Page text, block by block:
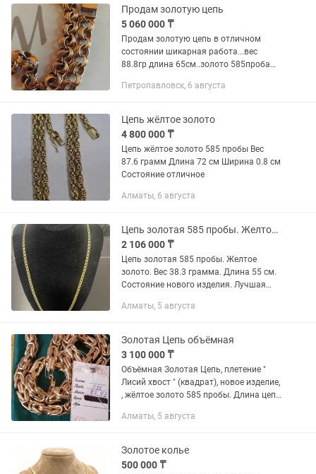
Продам золотую цепь
5 060 000 ₸
Продам золотую цепь в отличном
состоянии шикарная работа...вес
88.8гр длина 65см..золото 585проба
грамм 57тыс.тройной Бисмарк.
Петропавловск, 6 августа
Цепь жёлтое золото
4 800 000 ₸
Цепь жёлтое золото 585 пробы Вес
87.6 грамм Длина 72 см Ширина 0.8 см
Состояние отличное
Алматы, 6 августа
Цепь золотая 585 пробы. Желтое золото.
2 106 000 ₸
Цепь золотая 585 пробы. Желтое
золото. Вес 38.3 грамма. Длина 55 см.
Состояние нового изделия. Лучшая
Алматы, 5 августа
Золотая Цепь объёмная
3 100 000 ₸
Объёмная Золотая Цепь, плетение "
Лисий хвост " (квадрат), новое изделие,
, жёлтое золото 585 пробы. Длина цепи
67, 43 грамма.
Алматы, 5 августа
Золотое колье
500 000 ₸